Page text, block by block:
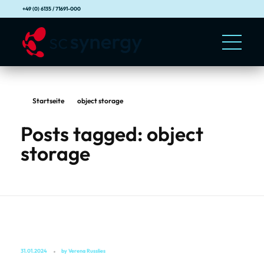
+49 (0) 6135 / 71691-000
Startseite object storage
Posts tagged: object
storage
31.01.2024 byVerena Russlies